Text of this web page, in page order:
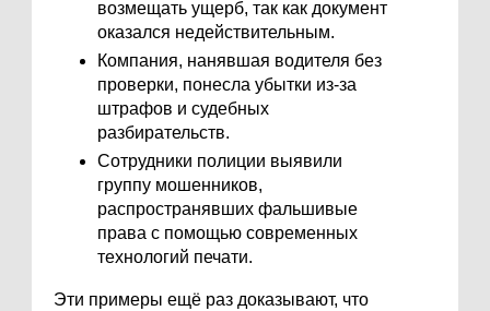
возмещать ущерб, так как документ
оказался недействительным.
Компания, нанявшая водителя без
проверки, понесла убытки из-за
штрафов и судебных
разбирательств.
Сотрудники полиции выявили
группу мошенников,
распространявших фальшивые
права с помощью современных
технологий печати.
Эти примеры ещё раз доказывают, что